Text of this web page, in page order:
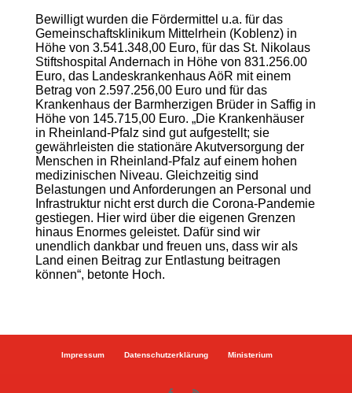
Bewilligt wurden die Fördermittel u.a. für das
Gemeinschaftsklinikum Mittelrhein (Koblenz) in
Höhe von 3.541.348,00 Euro, für das St. Nikolaus
Stiftshospital Andernach in Höhe von 831.256.00
Euro, das Landeskrankenhaus AöR mit einem
Betrag von 2.597.256,00 Euro und für das
Krankenhaus der Barmherzigen Brüder in Saffig in
Höhe von 145.715,00 Euro. „Die Krankenhäuser
in Rheinland-Pfalz sind gut aufgestellt; sie
gewährleisten die stationäre Akutversorgung der
Menschen in Rheinland-Pfalz auf einem hohen
medizinischen Niveau. Gleichzeitig sind
Belastungen und Anforderungen an Personal und
Infrastruktur nicht erst durch die Corona-Pandemie
gestiegen. Hier wird über die eigenen Grenzen
hinaus Enormes geleistet. Dafür sind wir
unendlich dankbar und freuen uns, dass wir als
Land einen Beitrag zur Entlastung beitragen
können“, betonte Hoch.
Impressum Datenschutzerklärung Ministerium